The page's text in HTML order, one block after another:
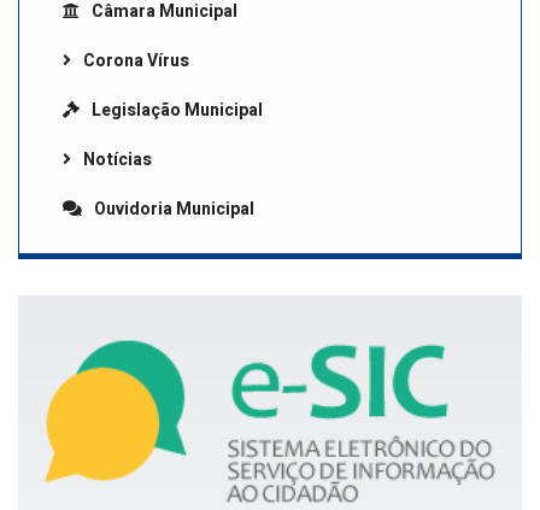
Câmara Municipal
Corona Vírus
Legislação Municipal
Notícias
Ouvidoria Municipal